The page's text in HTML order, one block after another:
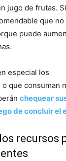
jugo de frutas.
que
puede
especial los
que consuman
chequear
de concluir el
recursos